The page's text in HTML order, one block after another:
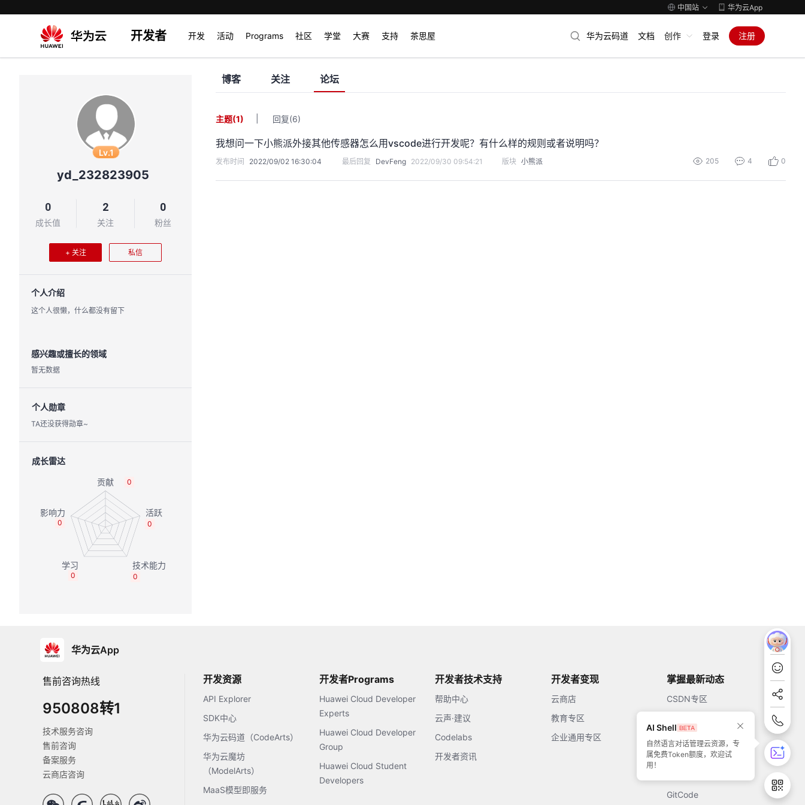
中国站 华为云App
开发者 开发 活动 Programs 社区 学堂 大赛 支持 茶思屋 华为云码道 文档 创作 登录 注册
Lv.1
yd_232823905
0
成长值
2
关注
0
粉丝
+ 关注 私信
个人介绍
这个人很懒，什么都没有留下
感兴趣或擅长的领域
暂无数据
个人勋章
TA还没获得勋章~
成长雷达
0
0
0
0
0
博客 关注 论坛
主题(1) 回复(6)
我想问一下小熊派外接其他传感器怎么用vscode进行开发呢？有什么样的规则或者说明吗？
发布时间 2022/09/02 16:30:04 最后回复 DevFeng 2022/09/30 09:54:21 版块 小熊派 205 4 0
华为云App
售前咨询热线
950808转1
技术服务咨询
售前咨询
备案服务
云商店咨询
开发资源
API Explorer
SDK中心
华为云码道（CodeArts）
华为云魔坊
（ModelArts）
MaaS模型即服务
开发者Programs
Huawei Cloud Developer
Experts
Huawei Cloud Developer
Group
Huawei Cloud Student
Developers
开发者技术支持
帮助中心
云声·建议
Codelabs
开发者资讯
开发者变现
云商店
教育专区
企业通用专区
掌握最新动态
CSDN专区
51CTO
GitCode
AI Shell
自然语言对话管理云资源，专
属免费Token额度，欢迎试
用！